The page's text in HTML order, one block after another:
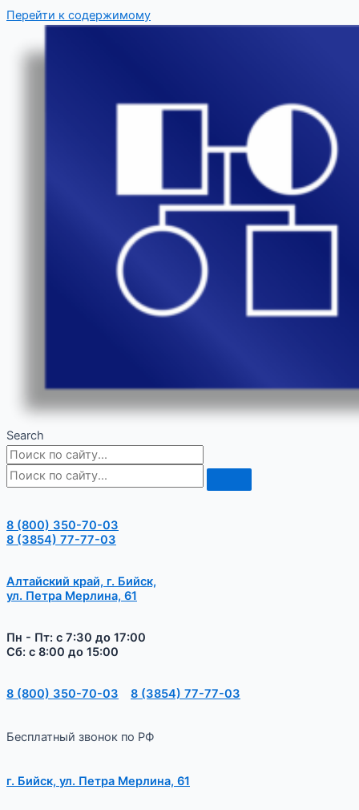
Перейти к содержимому
Search
8 (800) 350-70-03
8 (3854) 77-77-03
Алтайский край, г. Бийск,
ул. Петра Мерлина, 61
Пн - Пт: с 7:30 до 17:00
Сб: с 8:00 до 15:00
8 (800) 350-70-03 8 (3854) 77-77-03
Бесплатный звонок по РФ
г. Бийск, ул. Петра Мерлина, 61